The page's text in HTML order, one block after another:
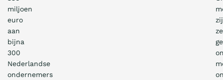
miljoen
euro
aan
bijna
300
Nederlandse
ondernemers